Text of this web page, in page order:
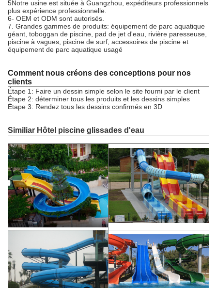
5Notre usine est située à Guangzhou, expéditeurs professionnels
plus expérience professionnelle.
6- OEM et ODM sont autorisés.
7. Grandes gammes de produits: équipement de parc aquatique
géant, toboggan de piscine, pad de jet d'eau, rivière paresseuse,
piscine à vagues, piscine de surf, accessoires de piscine et
équipement de parc aquatique usagé
Comment nous créons des conceptions pour nos
clients
Étape 1: Faire un dessin simple selon le site fourni par le client
Étape 2: déterminer tous les produits et les dessins simples
Étape 3: Rendez tous les dessins confirmés en 3D
Similiar Hôtel piscine glissades d'eau